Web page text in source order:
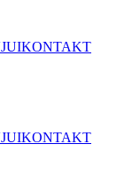
KONTAKT
KONTAKT